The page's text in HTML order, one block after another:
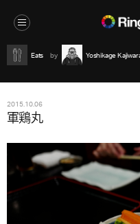
Eats Yoshikage
2015.10.06
軍鶏丸